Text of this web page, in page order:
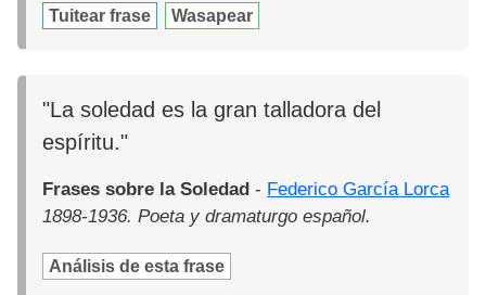
Tuitear frase Wasapear
"La soledad es la gran talladora del
espíritu."
Frases sobre la Soledad - Federico García Lorca
1898-1936. Poeta y dramaturgo español.
Análisis de esta frase